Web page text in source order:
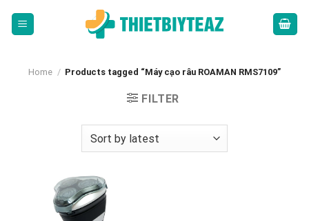
Home / Products tagged “Máy cạo râu ROAMAN RMS7109”
FILTER